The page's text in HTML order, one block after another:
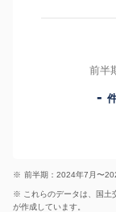
前半
-
※ 前半期：2024年7月〜
※ これらのデータは、国土
が作成しています。